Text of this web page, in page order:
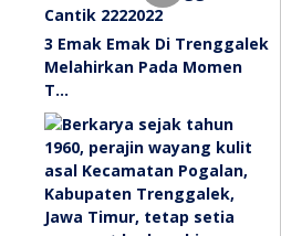
3 Emak Emak Di Trenggalek
Melahirkan Pada Momen
T…